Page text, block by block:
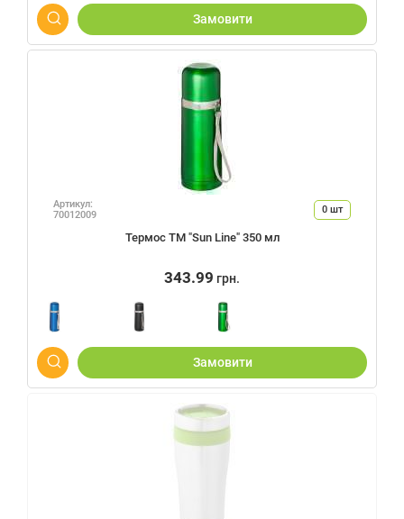
Замовити
Артикул:
70012009
0шт
Термос ТМ "Sun Line" 350 мл
343.99 грн.
Замовити